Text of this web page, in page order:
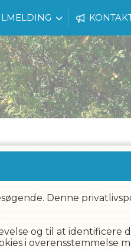
Denne
og til at identificere
i overensstemmelse